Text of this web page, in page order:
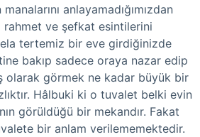
anlayamadığımızdan
rahmet ve şefkat esintilerini
tertemiz bir eve girdiğinizde
bakıp sadece oraya nazar edip
olarak görmek ne kadar büyük bir
Hâlbuki ki o tuvalet belki evin
görüldüğü bir mekandır. Fakat
bir anlam verilememektedir.